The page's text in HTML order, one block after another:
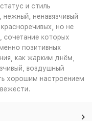
и стиль
ненавязчивый
но не
которых
позитивных
как жарким днём,
воздушный
хорошим настроением